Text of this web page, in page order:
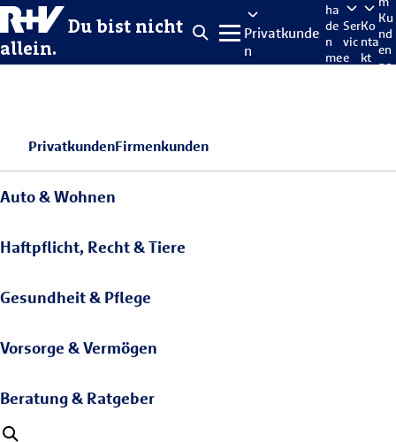
Du bist nicht
allein.
Privatkunde
n
ha
de
n
me
Ser
vic
e
Ko
nta
kt
Ku
nd
en
po
PrivatkundenFirmenkunden
Auto & Wohnen
Haftpflicht, Recht & Tiere
Gesundheit & Pflege
Vorsorge & Vermögen
Beratung & Ratgeber